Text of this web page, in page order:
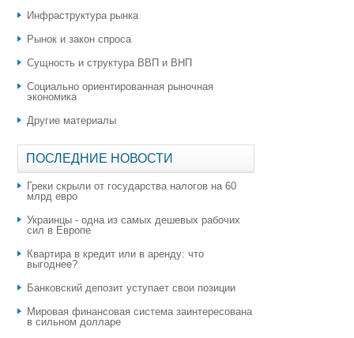
Инфраструктура рынка
Рынок и закон спроса
Сущность и структура ВВП и ВНП
Социально ориентированная рыночная
экономика
Другие материалы
ПОСЛЕДНИЕ НОВОСТИ
Греки скрыли от государства налогов на 60
млрд евро
Украинцы - одна из самых дешевых рабочих
сил в Европе
Квартира в кредит или в аренду: что
выгоднее?
​Банковский депозит уступает свои позиции
Мировая финансовая система заинтересована
в сильном долларе